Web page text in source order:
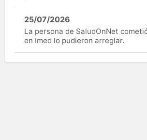
25/07/2026
La persona de SaludOnNet
en Imed lo pudieron arreglar.